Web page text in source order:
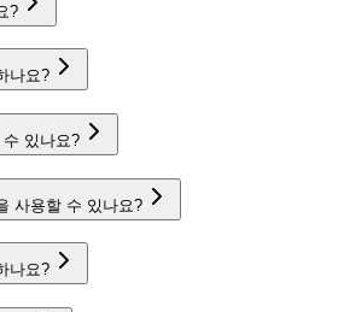
?
나요?
있나요?
사용할 수 있나요?
나요?